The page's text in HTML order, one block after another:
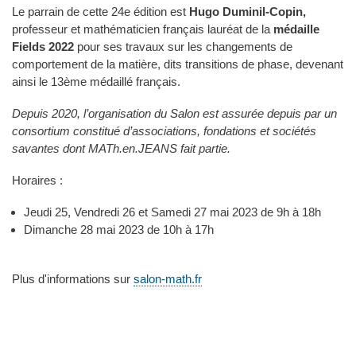
Le parrain de cette 24e édition est Hugo Duminil-Copin,
professeur et mathématicien français lauréat de la médaille
Fields 2022 pour ses travaux sur les changements de
comportement de la matière, dits transitions de phase, devenant
ainsi le 13ème médaillé français.
Depuis 2020, l’organisation du Salon est assurée depuis par un
consortium constitué d’associations, fondations et sociétés
savantes dont MATh.en.JEANS fait partie.
Horaires :
Jeudi 25, Vendredi 26 et Samedi 27 mai 2023 de 9h à 18h
Dimanche 28 mai 2023 de 10h à 17h
Plus d'informations sur salon-math.fr